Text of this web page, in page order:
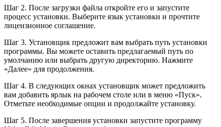
Шаг 2. После загрузки файла откройте его и запустите
процесс установки. Выберите язык установки и прочтите
лицензионное соглашение.
Шаг 3. Установщик предложит вам выбрать путь установки
программы. Вы можете оставить предлагаемый путь по
умолчанию или выбрать другую директорию. Нажмите
«Далее» для продолжения.
Шаг 4. В следующих окнах установщик может предложить
вам добавить ярлык на рабочем столе или в меню «Пуск».
Отметьте необходимые опции и продолжайте установку.
Шаг 5. После завершения установки запустите программу